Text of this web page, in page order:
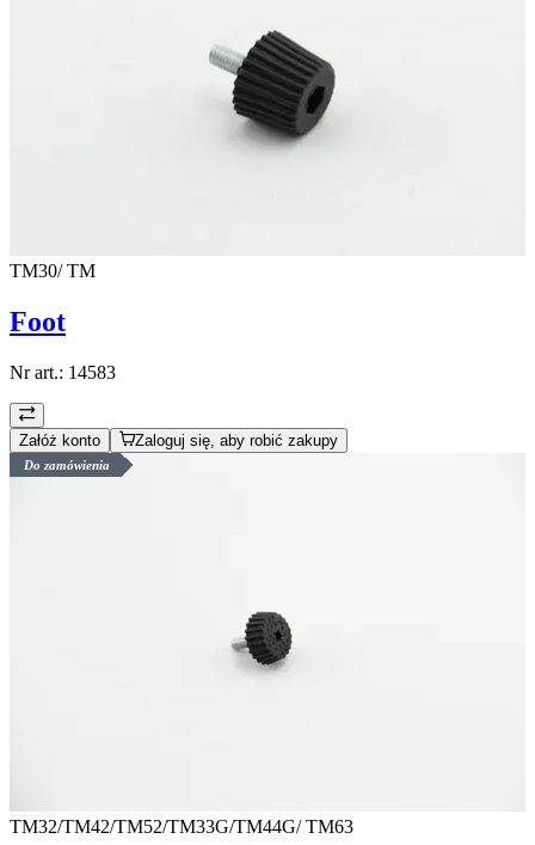
TM30/ TM
Foot
Nr art.: 14583
Załóż konto Zaloguj się, aby robić zakupy
Do zamówienia
TM32/TM42/TM52/TM33G/TM44G/ TM63